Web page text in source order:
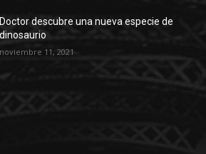
Doctor descubre una nueva especie de
dinosaurio
noviembre 11, 2021